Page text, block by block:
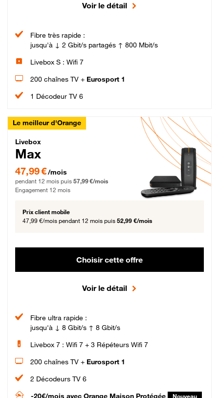
Voir le détail
Fibre très rapide :
jusqu'à ↓ 2 Gbit/s partagés ↑ 800 Mbit/s
Livebox S : Wifi 7
200 chaînes TV + Eurosport 1
1 Décodeur TV 6
Le meilleur d'Orange
Livebox Max Fibre
Livebox
Max
47,99 € par mois pendant 12 mois puis 57,99 € par mois, Engagement 12 mois
47,99 €/mois
pendant 12 mois puis 57,99 €/mois
Engagement 12 mois
Prix client mobile
47,99 €/mois pendant 12 mois puis 52,99 €/mois
Choisir cette offre
Voir le détail
Fibre ultra rapide :
jusqu'à ↓ 8 Gbit/s ↑ 8 Gbit/s
Livebox 7 : Wifi 7 + 3 Répéteurs Wifi 7
200 chaînes TV + Eurosport 1
2 Décodeurs TV 6
-20€/mois avec Orange Maison Protégée Nouveau